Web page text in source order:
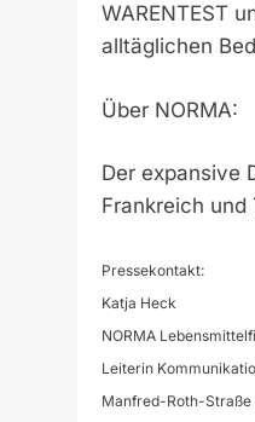
WARENTEST
alltäglichen
Über NORMA:
Der expansive
Frankreich
Pressekontakt:
Katja Heck
NORMA
Leiterin
Manfred-Roth-Straße